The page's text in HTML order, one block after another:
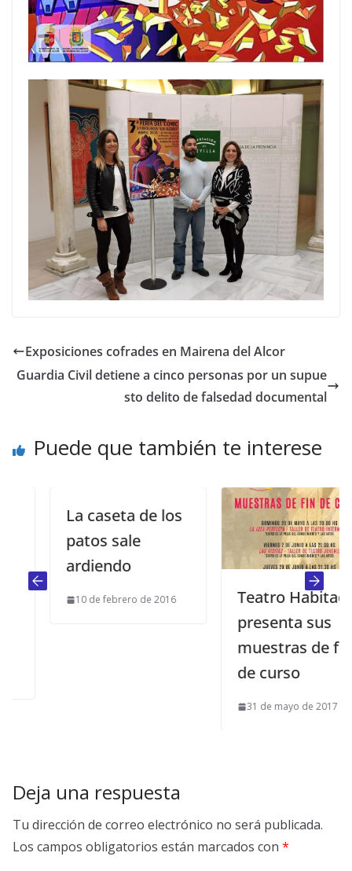
Exposiciones cofrades en Mairena del Alcor
Guardia Civil detiene a cinco personas por un supue
sto delito de falsedad documental
Puede que también te interese
La caseta de los
patos sale
ardiendo
10 de febrero de 2016
Teatro Habitado
presenta sus
muestras de fin
de curso
31 de mayo de 2017
Deja una respuesta
Tu dirección de correo electrónico no será publicada.
Los campos obligatorios están marcados con *